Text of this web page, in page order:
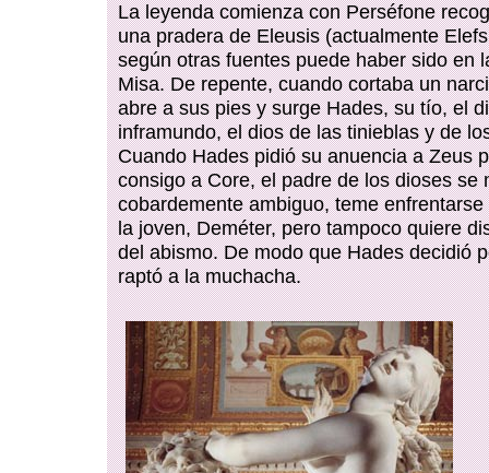
La leyenda comienza con Perséfone
una pradera de Eleusis (actualmente
según otras fuentes puede haber sido en
Misa. De repente, cuando cortaba un
abre a sus pies y surge Hades, su tío, el
inframundo, el dios de las tinieblas y de
Cuando Hades pidió su anuencia a Zeus
consigo a Core, el padre de los dioses se
cobardemente ambiguo, teme
la joven, Deméter, pero tampoco quiere
del abismo. De modo que Hades decidió
raptó a la muchacha.